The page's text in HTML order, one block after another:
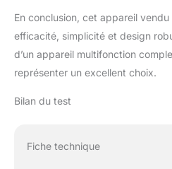
En conclusion, cet appareil
efficacité, simplicité et design
d’un appareil multifonction
représenter un excellent choix.
Bilan du test
Fiche technique